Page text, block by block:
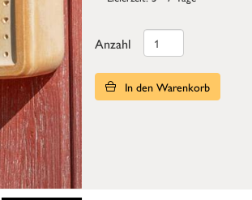
Anzahl
In den Warenkorb